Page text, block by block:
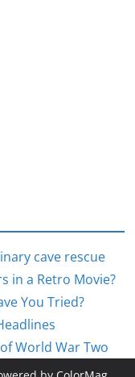
cave rescue
in a Retro Movie?
You Tried?
World War Two